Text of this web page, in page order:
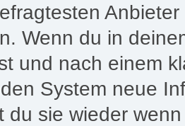
Wenn du in
und nach einem
System neue
du sie wieder